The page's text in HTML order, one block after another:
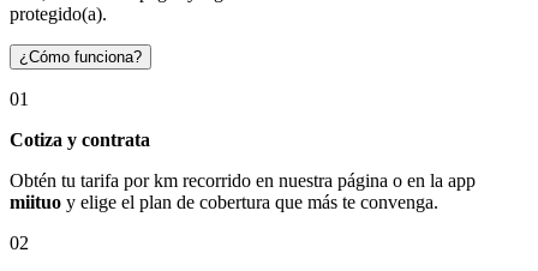
protegido(a).
¿Cómo funciona?
01
Cotiza y contrata
Obtén tu tarifa por km recorrido en nuestra página o en la app
miituo y elige el plan de cobertura que más te convenga.
02